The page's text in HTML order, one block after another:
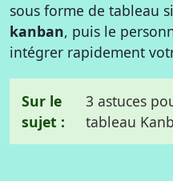
sous forme de tableau
kanban, puis le
intégrer rapidement
Sur le
sujet :
3 astuces
tableau